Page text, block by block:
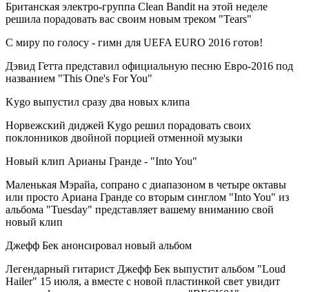
Британская электро-группа Clean Bandit на этой неделе
решила порадовать вас своим новым треком "Tears"
С миру по голосу - гимн для UEFA EURO 2016 готов!
Дэвид Гетта представил официальную песню Евро-2016 под
названием "This One's For You"
Kygo выпустил сразу два новых клипа
Норвежский диджей Kygo решил порадовать своих
поклонников двойной порцией отменной музыки
Новый клип Арианы Гранде - "Into You"
Маленькая Мэрайа, сопрано с диапазоном в четыре октавы
или просто Ариана Гранде со вторым синглом "Into You" из
альбома "Tuesday" представляет вашему вниманию свой
новый клип
Джефф Бек анонсировал новый альбом
Легендарный гитарист Джефф Бек выпустит альбом "Loud
Hailer" 15 июля, а вместе с новой пластинкой свет увидит